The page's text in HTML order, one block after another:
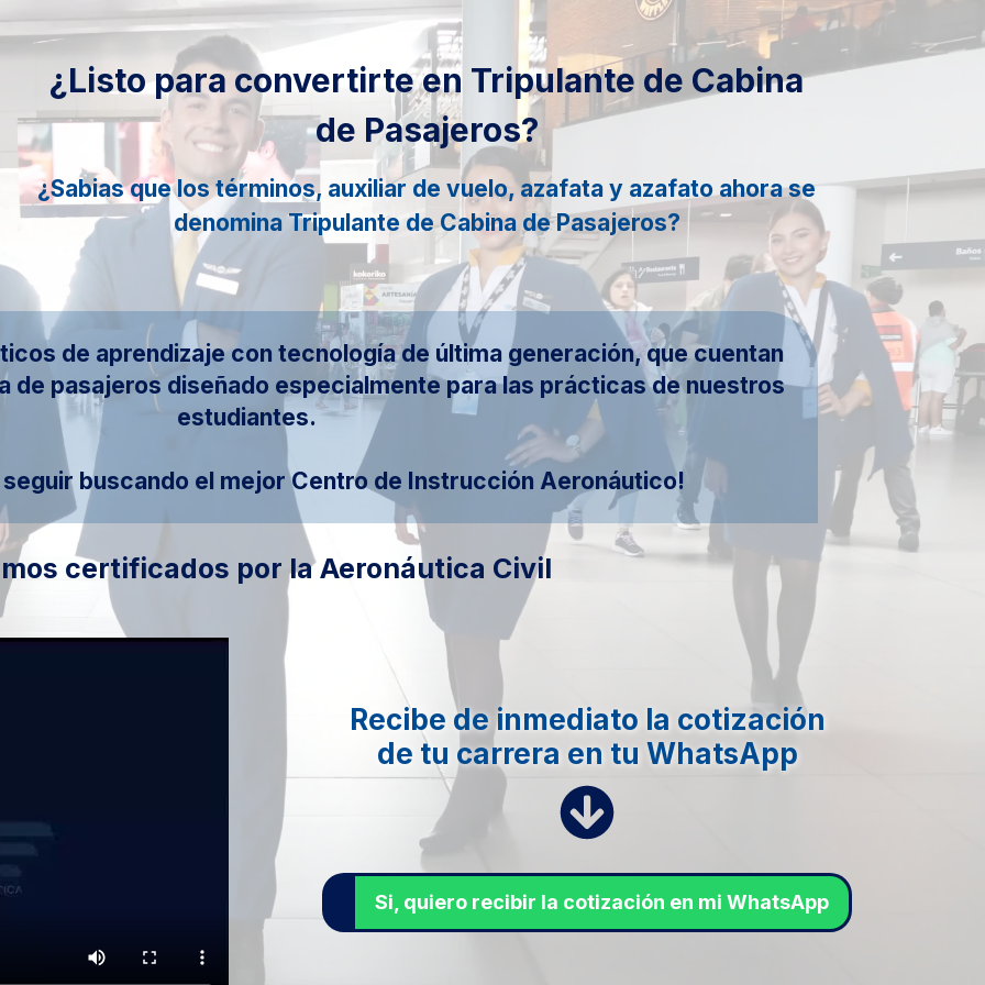
¿Listo para convertirte en Tripulante de Cabina
de Pasajeros?
¿Sabias que los términos, auxiliar de vuelo, azafata y azafato ahora se
denomina Tripulante de Cabina de Pasajeros?
de aprendizaje con tecnología de última generación, que cuentan
de pasajeros diseñado especialmente para las prácticas de nuestros
estudiantes.
seguir buscando el mejor Centro de Instrucción Aeronáutico!
certificados por la Aeronáutica Civil
Recibe de inmediato la cotización
de tu carrera en tu WhatsApp
Si, quiero recibir la cotización en mi WhatsApp